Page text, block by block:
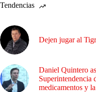
Tendencias
Dejen jugar al
Daniel Quintero
Superintendencia
medicamentos y